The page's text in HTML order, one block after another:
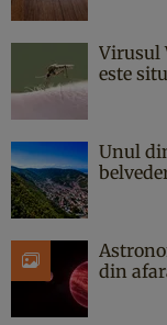
Virusul
este
Unul
din